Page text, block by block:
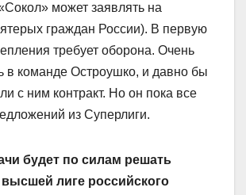
может заявлять на
граждан России). В первую
требует оборона. Очень
в команде Остроушко, и давно бы
с ним контракт. Но он пока все
из Суперлиги.
будет по силам решать
лиге российского